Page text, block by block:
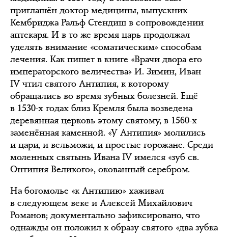
приглашён доктор медицины, выпускник
Кембриджа Ральф Стендиш в сопровождении
аптекаря. И в то же время царь продолжал
уделять внимание «соматическим» способам
лечения. Как пишет в книге «Врачи двора его
императорского величества» И. Зимин, Иван
IV чтил святого Антипия, к которому
обращались во время зубных болезней. Ещё
в 1530-х годах близ Кремля была возведена
деревянная церковь этому святому, в 1560-х
заменённая каменной. «У Антипия» молились
и цари, и вельможи, и простые горожане. Среди
моленных святынь Ивана IV имелся «зуб св.
Онтипия Великого», окованный серебром.
На богомолье «к Антипию» хаживал
в следующем веке и Алексей Михайлович
Романов; документально зафиксировано, что
однажды он положил к образу святого «два зубка